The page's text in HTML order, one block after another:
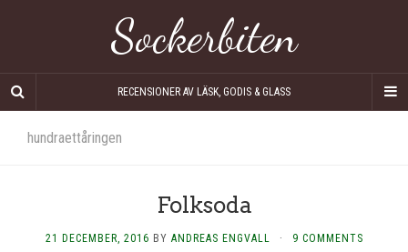
Sockerbiten
RECENSIONER AV LÄSK, GODIS & GLASS
hundraettåringen
Folksoda
21 DECEMBER, 2016 BY ANDREAS ENGVALL · 9 COMMENTS